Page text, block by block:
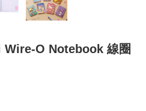
O Notebook 線圈